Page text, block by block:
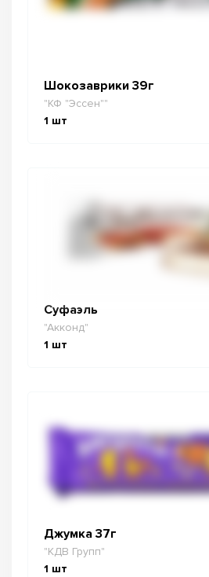
Шокозаврики 39г
"КФ "Эссен""
1 шт
Суфаэль
"Акконд"
1 шт
Джумка 37г
"КДВ Групп"
1 шт